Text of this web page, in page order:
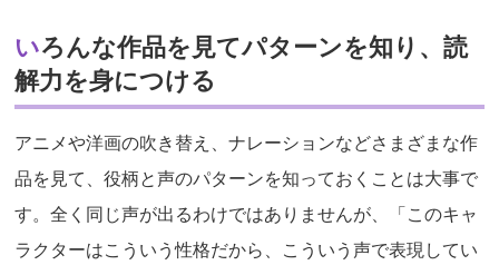
いろんな作品を見てパターンを知り、読
解力を身につける
アニメや洋画の吹き替え、ナレーションなどさまざまな作
品を見て、役柄と声のパターンを知っておくことは大事で
す。全く同じ声が出るわけではありませんが、「このキャ
ラクターはこういう性格だから、こういう声で表現してい